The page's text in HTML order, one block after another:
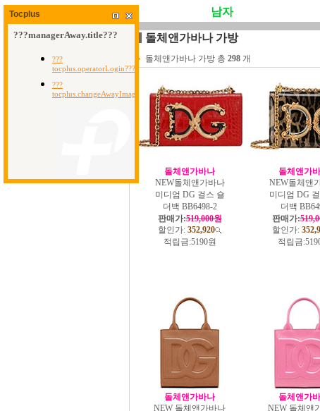
남자
돌체앤가바나 가방
돌체앤가바나 가방 총 298 개
돌체앤가바나
NEW돌체앤가바나
미디엄 DG 걸스 숄
더백 BB6498-2
판매가:519,000원
할인가: 352,920
적립금:5190원
돌체앤가
NEW돌체앤
미디엄 DG
더백
판매가:
할인가:
적립금:
돌체앤가바나
NEW 돌체앤가바나
돌체앤가
NEW 돌체앤
Tocplus